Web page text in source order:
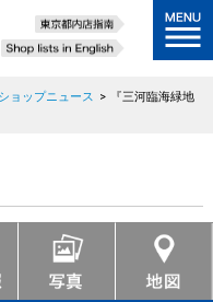
ョップニュース >
『三河臨海緑地